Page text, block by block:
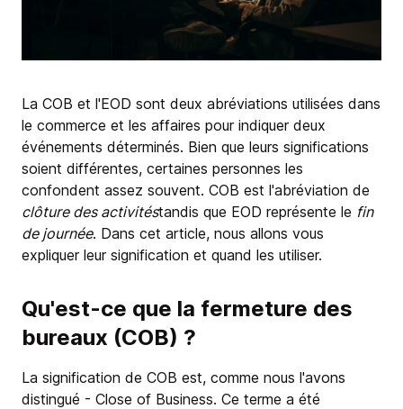
La COB et l'EOD sont deux abréviations utilisées dans
le commerce et les affaires pour indiquer deux
événements déterminés. Bien que leurs significations
soient différentes, certaines personnes les
confondent assez souvent. COB est l'abréviation de
clôture des activitéstandis que EOD représente le fin
de journée. Dans cet article, nous allons vous
expliquer leur signification et quand les utiliser.
Qu'est-ce que la fermeture des
bureaux (COB) ?
La signification de COB est, comme nous l'avons
distingué - Close of Business. Ce terme a été